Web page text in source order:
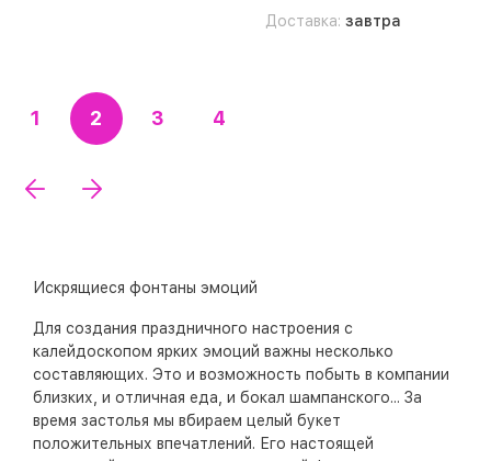
Доставка: завтра
1 2 3 4
Искрящиеся фонтаны эмоций
Для создания праздничного настроения с
калейдоскопом ярких эмоций важны несколько
составляющих. Это и возможность побыть в компании
близких, и отличная еда, и бокал шампанского... За
время застолья мы вбираем целый букет
положительных впечатлений. Его настоящей